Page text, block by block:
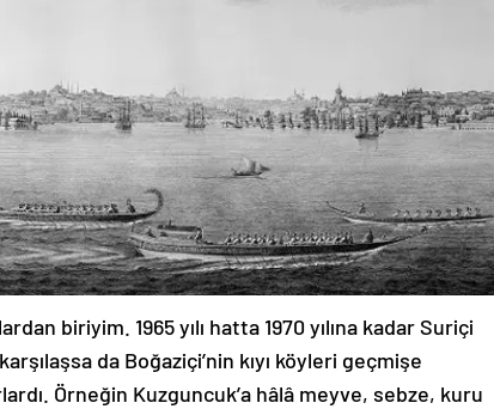
biriyim. 1965 yılı hatta 1970 yılına kadar Suriçi
da Boğaziçi’nin kıyı köyleri geçmişe
Örneğin Kuzguncuk’a hâlâ meyve, sebze, kuru